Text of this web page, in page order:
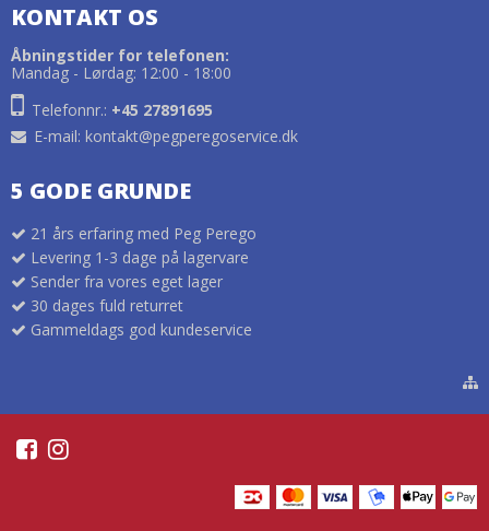
KONTAKT OS
Åbningstider for telefonen:
Mandag - Lørdag: 12:00 - 18:00
Telefonnr.: +45 27891695
E-mail: kontakt@pegperegoservice.dk
5 GODE GRUNDE
21 års erfaring med Peg Perego
Levering 1-3 dage på lagervare
Sender fra vores eget lager
30 dages fuld returret
Gammeldags god kundeservice